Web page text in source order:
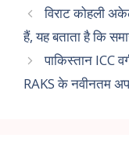
विराट कोहली
हैं, यह बताता है कि
पाकिस्तान ICC
RAKS के नवीनतम